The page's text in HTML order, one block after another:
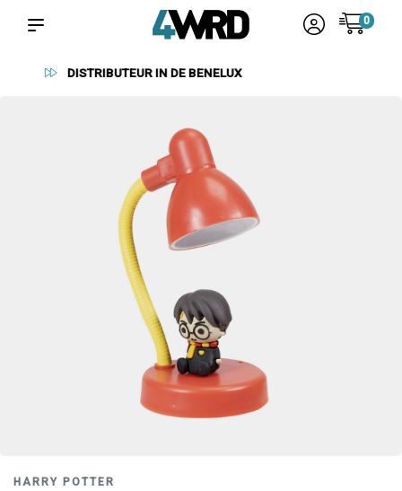
0
BETROUWBARE LEVERANCIERS
HARRY POTTER